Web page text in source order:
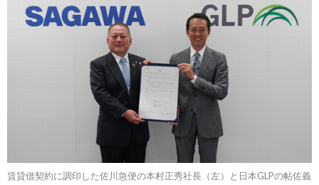
賃貸借契約に調印した佐川急便の本村正秀社長（左）と日本GLPの帖佐義